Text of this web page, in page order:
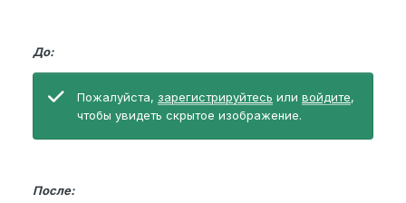
До:
Пожалуйста, зарегистрируйтесь или войдите,
чтобы увидеть скрытое изображение.
После: